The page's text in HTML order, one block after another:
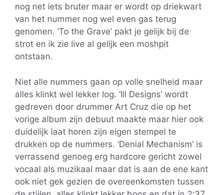
nog net iets bruter maar er wordt op driekwart
van het nummer nog wel even gas terug
genomen. ‘To the Grave’ pakt je gelijk bij de
strot en ik zie live al gelijk een moshpit
ontstaan.
Niet alle nummers gaan op volle snelheid maar
alles klinkt wel lekker log. ‘Ill Designs’ wordt
gedreven door drummer Art Cruz die op het
vorige album zijn debuut maakte maar hier ook
duidelijk laat horen zijn eigen stempel te
drukken op de nummers. ‘Denial Mechanism’ is
verrassend genoeg erg hardcore gericht zowel
vocaal als muzikaal maar dat is aan de ene kant
ook niet gek gezien de overeenkomsten tussen